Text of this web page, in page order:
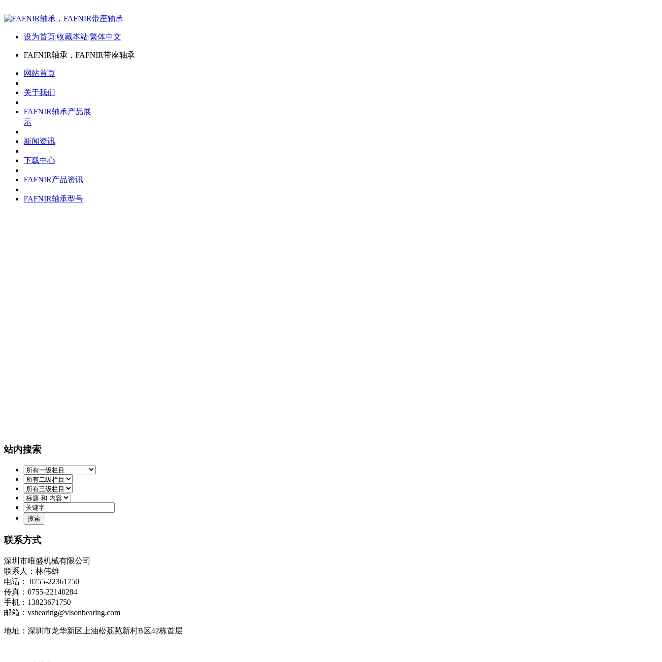
设为首页|收藏本站|繁体中文
FAFNIR轴承，FAFNIR带座轴承
网站首页
关于我们
FAFNIR轴承产品展
示
新闻资讯
下载中心
FAFNIR产品资讯
FAFNIR轴承型号
站内搜索
联系方式
深圳市唯盛机械有限公司
联系人：林伟雄
电话： 0755-22361750
传真：0755-22140284
手机：13823671750
邮箱：vsbearing@visonbearing.com
地址：深圳市龙华新区上油松荔苑新村B区42栋首层